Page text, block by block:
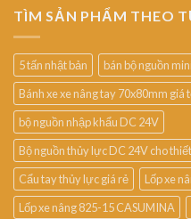
TÌM SẢN PHẨM THEO
5 tấn nhật bản
bán bộ nguồn
Bánh xe xe nâng tay 70x80mm giá
bộ nguồn nhập khẩu DC 24V
Bộ nguồn thủy lực DC 24V cho
Cẩu tay thủy lực giá rẻ
Lốp xe
Lốp xe nâng 825-15 CASUMINA